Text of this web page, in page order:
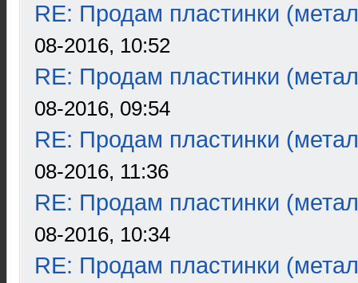
RE: Продам пластинки
08-2016, 10:52
RE: Продам пластинки
08-2016, 09:54
RE: Продам пластинки
08-2016, 11:36
RE: Продам пластинки
08-2016, 10:34
RE: Продам пластинки